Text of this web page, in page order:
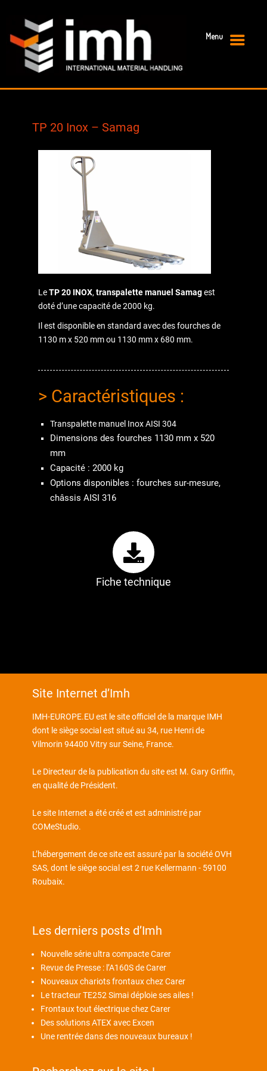
TP 20 Inox – Samag
LeTP 20 INOX, transpalette manuel Samagest
doté d’une capacité de 2000 kg.
Il est disponible en standard avec des fourches de
1130 m x 520 mm ou 1130 mm x 680 mm.
> Caractéristiques :
Transpalette manuel Inox AISI 304
Dimensions des fourches 1130 mm x 520
mm
Capacité : 2000 kg
Options disponibles : fourches sur-mesure,
châssis AISI 316
Fiche technique
Site Internet d’Imh
IMH-EUROPE.EU est le site officiel de la marque IMH
dont le siège social est situé au 34, rue Henri de
Vilmorin 94400 Vitry sur Seine, France.
Le Directeur de la publication du site est M. Gary Griffin,
en qualité de Président.
Le site Internet a été créé et est administré par
COMeStudio.
L’hébergement de ce site est assuré par la société OVH
SAS, dont le siège social est 2 rue Kellermann - 59100
Roubaix.
Les derniers posts d’Imh
Nouvelle série ultra compacte Carer
Revue de Presse : l’A160S de Carer
Nouveaux chariots frontaux chez Carer
Le tracteur TE252 Simai déploie ses ailes !
Frontaux tout électrique chez Carer
Des solutions ATEX avec Excen
Une rentrée dans des nouveaux bureaux !
Menu